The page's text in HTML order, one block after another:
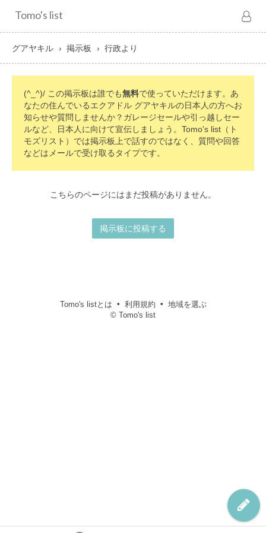
Tomo's list
グアヤキル 掲示板 行政より
(^_^)/ この掲示板は誰でも無料で使っていただけます。あ
なたの住んでいるエクアドル グアヤキルの日本人の方へお
知らせや質問しませんか？ガレージセールや引っ越しセー
ルなど、日本人に向けて宣伝しましょう。Tomo's list（ト
モズリスト）では掲示板上で話すのではなく、質問や回答
などはメールで受け取るタイプです。
こちらのページにはまだ投稿がありません。
掲示板に投稿する
Tomo's listとは 利用規約
地域を選ぶ
© Tomo's list